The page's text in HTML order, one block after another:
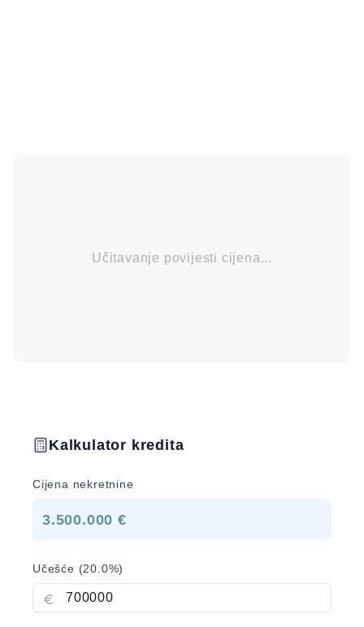
Učitavanje povijesti cijena...
Kalkulator kredita
Cijena nekretnine
3.500.000 €
Učešće (20.0%)